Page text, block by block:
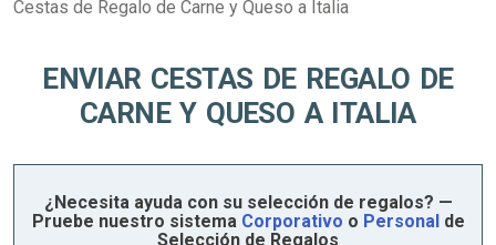
Cestas de Regalo de Carne y Queso a Italia
ENVIAR CESTAS DE REGALO DE
CARNE Y QUESO A ITALIA
¿Necesita ayuda con su selección de regalos? —
Pruebe nuestro sistema Corporativo o Personalde
Selección de Regalos